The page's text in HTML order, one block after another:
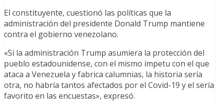
El constituyente, cuestionó las políticas que la
administración del presidente Donald Trump mantiene
contra el gobierno venezolano.
«Si la administración Trump asumiera la protección del
pueblo estadounidense, con el mismo ímpetu con el que
ataca a Venezuela y fabrica calumnias, la historia sería
otra, no habría tantos afectados por el Covid-19 y el sería
favorito en las encuestas», expresó.